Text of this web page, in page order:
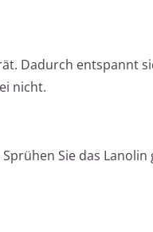
Dadurch entspannt
nicht.
Sie das